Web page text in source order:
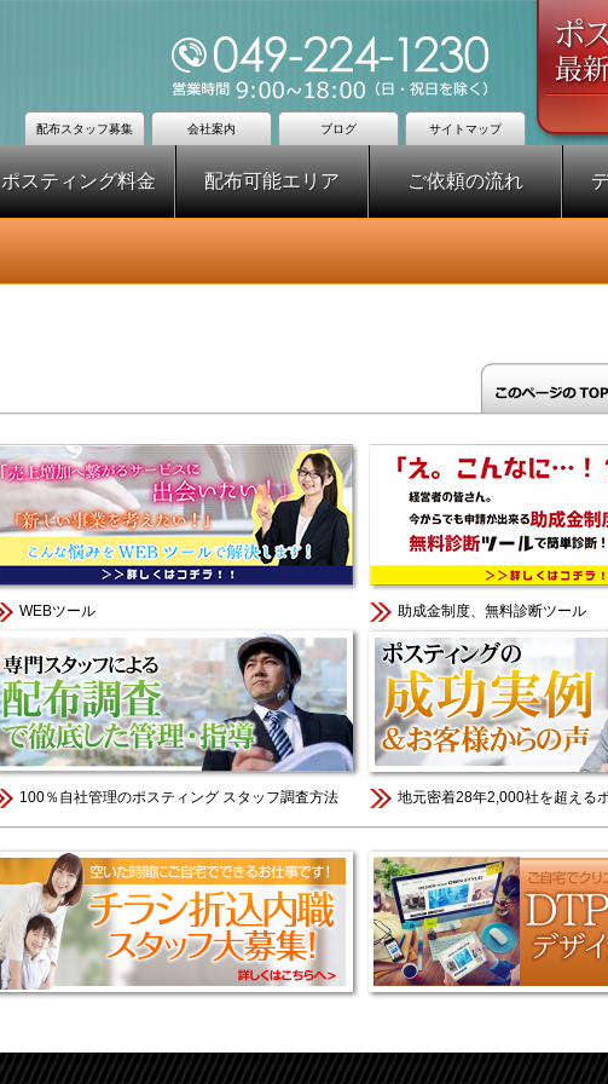
ポスティング料金 配布可能エリア ご依頼の流れ
配布スタッフ募集 会社案内 ブログ サイトマップ
WEBツール 助成金制度、無料診断ツール
100％自社管理のポスティング スタッフ調査方法 地元密着28年2,000社を超える